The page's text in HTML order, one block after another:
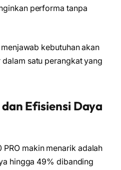
performa tanpa
kebutuhan akan
satu perangkat yang
Efisiensi Daya
PRO makin menarik adalah
hingga 49% dibanding